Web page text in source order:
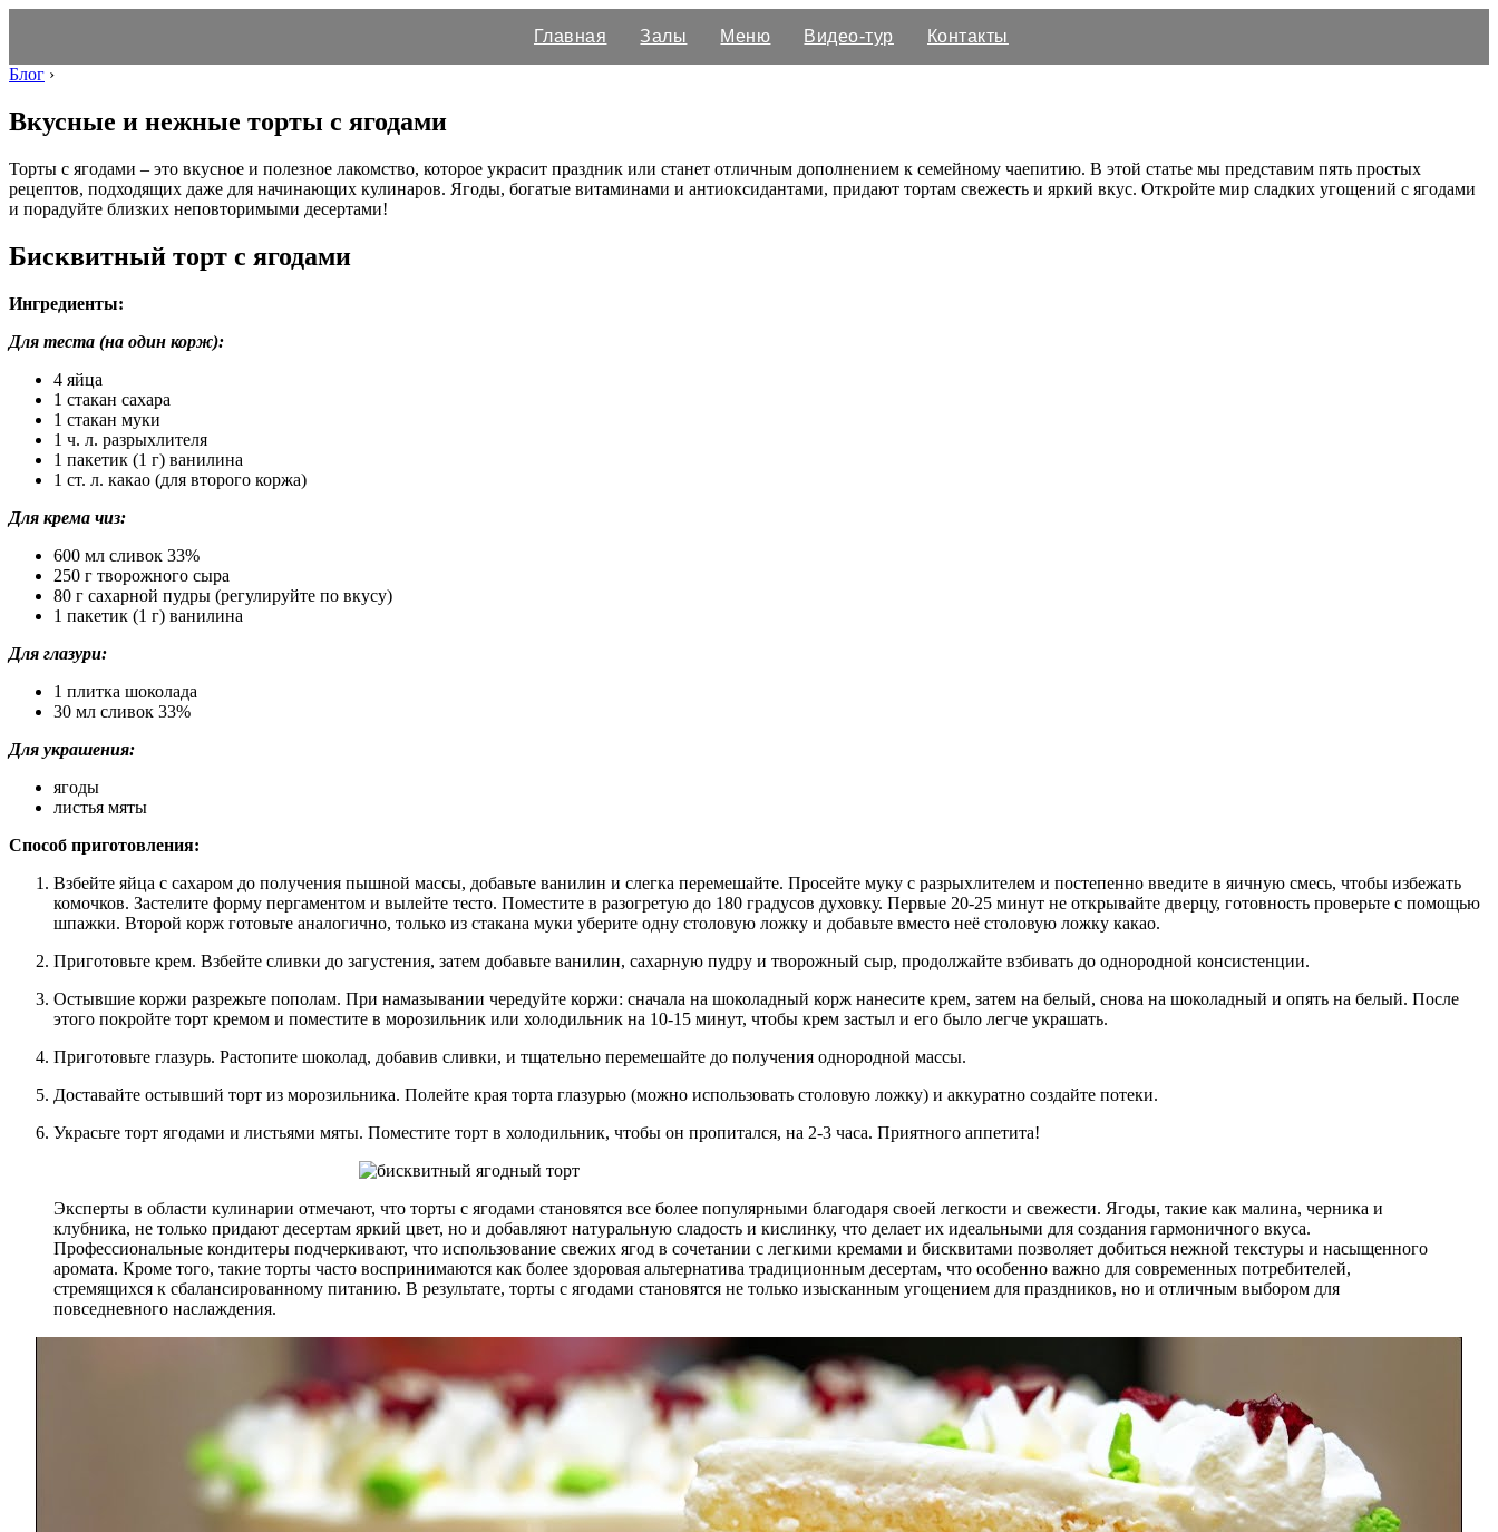
Главная Залы Меню Видео-тур
Контакты
Блог ›
Вкусные и нежные торты с ягодами
Торты с ягодами – это вкусное и полезное лакомство, которое украсит праздник или станет отличным дополнением к семейному чаепитию. В этой статье мы представим пять простых
рецептов, подходящих даже для начинающих кулинаров. Ягоды, богатые витаминами и антиоксидантами, придают тортам свежесть и яркий вкус. Откройте мир сладких угощений с ягодами
и порадуйте близких неповторимыми десертами!
Бисквитный торт с ягодами
Ингредиенты:
Для теста (на один корж):
4 яйца
1 стакан сахара
1 стакан муки
1 ч. л. разрыхлителя
1 пакетик (1 г) ванилина
1 ст. л. какао (для второго коржа)
Для крема чиз:
600 мл сливок 33%
250 г творожного сыра
80 г сахарной пудры (регулируйте по вкусу)
1 пакетик (1 г) ванилина
Для глазури:
1 плитка шоколада
30 мл сливок 33%
Для украшения:
ягоды
листья мяты
Способ приготовления:
Взбейте яйца с сахаром до получения пышной массы, добавьте ванилин и слегка перемешайте. Просейте муку с разрыхлителем и постепенно введите в яичную смесь, чтобы избежать
комочков. Застелите форму пергаментом и вылейте тесто. Поместите в разогретую до 180 градусов духовку. Первые 20-25 минут не открывайте дверцу, готовность проверьте с помощью
шпажки. Второй корж готовьте аналогично, только из стакана муки уберите одну столовую ложку и добавьте вместо неё столовую ложку какао.
Приготовьте крем. Взбейте сливки до загустения, затем добавьте ванилин, сахарную пудру и творожный сыр, продолжайте взбивать до однородной консистенции.
Остывшие коржи разрежьте пополам. При намазывании чередуйте коржи: сначала на шоколадный корж нанесите крем, затем на белый, снова на шоколадный и опять на белый. После
этого покройте торт кремом и поместите в морозильник или холодильник на 10-15 минут, чтобы крем застыл и его было легче украшать.
Приготовьте глазурь. Растопите шоколад, добавив сливки, и тщательно перемешайте до получения однородной массы.
Доставайте остывший торт из морозильника. Полейте края торта глазурью (можно использовать столовую ложку) и аккуратно создайте потеки.
Украсьте торт ягодами и листьями мяты. Поместите торт в холодильник, чтобы он пропитался, на 2-3 часа. Приятного аппетита!
Эксперты в области кулинарии отмечают, что торты с ягодами становятся все более популярными благодаря своей легкости и свежести. Ягоды, такие как малина, черника и
клубника, не только придают десертам яркий цвет, но и добавляют натуральную сладость и кислинку, что делает их идеальными для создания гармоничного вкуса.
Профессиональные кондитеры подчеркивают, что использование свежих ягод в сочетании с легкими кремами и бисквитами позволяет добиться нежной текстуры и насыщенного
аромата. Кроме того, такие торты часто воспринимаются как более здоровая альтернатива традиционным десертам, что особенно важно для современных потребителей,
стремящихся к сбалансированному питанию. В результате, торты с ягодами становятся не только изысканным угощением для праздников, но и отличным выбором для
повседневного наслаждения.